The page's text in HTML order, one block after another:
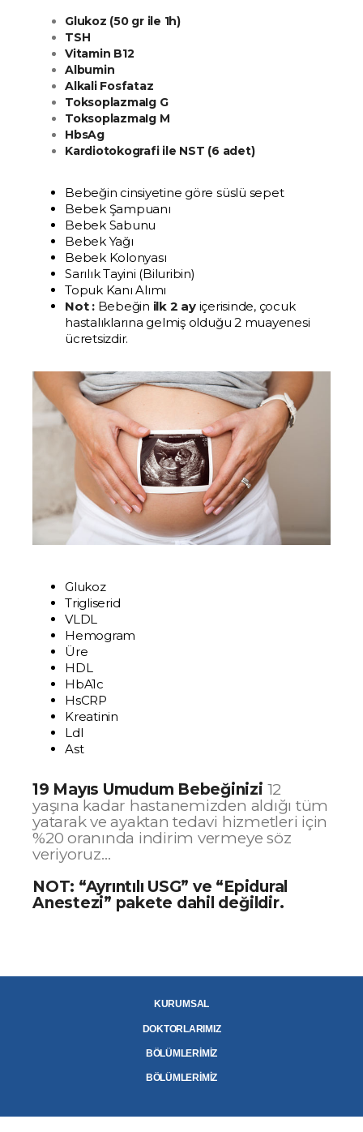
Glukoz (50 gr ile 1h)
TSH
Vitamin B12
Albumin
Alkali Fosfataz
ToksoplazmaIg G
ToksoplazmaIg M
HbsAg
Kardiotokografi ile NST (6 adet)
Bebeğin cinsiyetine göre süslü sepet
Bebek Şampuanı
Bebek Sabunu
Bebek Yağı
Bebek Kolonyası
Sarılık Tayini (Biluribin)
Topuk Kanı Alımı
Not :Bebeğin ilk 2 ayiçerisinde, çocuk
hastalıklarına gelmiş olduğu 2 muayenesi
ücretsizdir.
Glukoz
Trigliserid
VLDL
Hemogram
Üre
HDL
HbA1c
HsCRP
Kreatinin
Ldl
Ast
19 Mayıs Umudum Bebeğinizi 12
yaşına kadar hastanemizden aldığı tüm
yatarak ve ayaktan tedavi hizmetleri için
%20 oranında indirim vermeye söz
veriyoruz…
NOT: “Ayrıntılı USG” ve “Epidural
Anestezi” pakete dahil değildir.
KURUMSAL
DOKTORLARIMIZ
BÖLÜMLERİMİZ
BÖLÜMLERİMİZ